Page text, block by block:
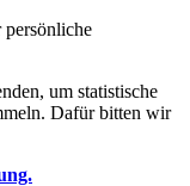
um statistische
Dafür bitten wir